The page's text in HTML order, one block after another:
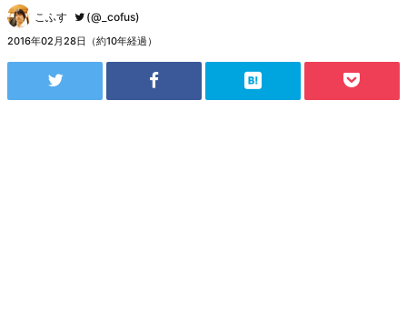
こふす (@_cofus)
2016年02月28日（約10年経過）